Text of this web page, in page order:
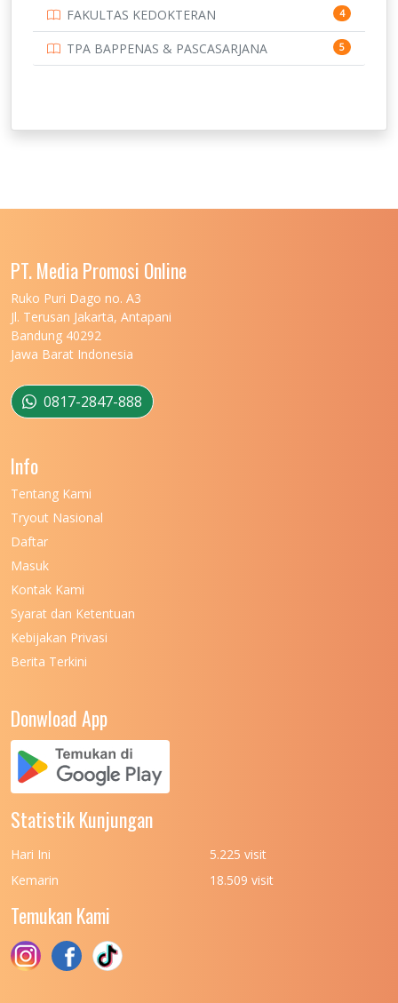
11
159
UNIVERSITAS JEMBER
UNIVERSITAS MALIKUSSALEH
UNIVERSITAS MARITIM RAJA ALI HAJI
UNIVERSITAS MATARAM
UNIVERSITAS MULAWARMAN
UNIVERSITAS MUSAMUS
UNIVERSITAS NEGERI KHAIRUN
UNIVERSITAS NEGERI MEDAN
UNIVERSITAS NEGERI PADANG
UNIVERSITAS NUSA CENDANA
UNIVERSITAS PADJADJARAN
UNIVERSITAS PATTIMURA
(UPN) VETERAN JAKARTA
UNIVERSITAS PEMBANGUNAN NASIONAL
(UPN) VETERAN JAWA TIMUR
UNIVERSITAS PEMBANGUNAN NASIONAL
FAKULTAS KEDOKTERAN 4
TPA BAPPENAS & PASCASARJANA 5
PT. Media Promosi Online
Ruko Puri Dago no. A3
Jl. Terusan Jakarta, Antapani
Bandung 40292
Jawa Barat Indonesia
0817-2847-888
Info
Tentang Kami
Tryout Nasional
Daftar
Masuk
Kontak Kami
Syarat dan Ketentuan
Kebijakan Privasi
Berita Terkini
Donwload App
Statistik Kunjungan
Hari Ini
5.225 visit
Kemarin
18.509 visit
Temukan Kami